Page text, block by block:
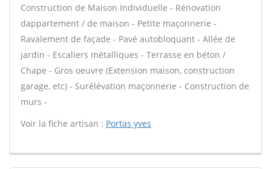
Construction de Maison Individuelle - Rénovation
dappartement / de maison - Petite maçonnerie -
Ravalement de façade - Pavé autobloquant - Allée de
jardin - Escaliers métalliques - Terrasse en béton /
Chape - Gros oeuvre (Extension maison, construction
garage, etc) - Surélévation maçonnerie - Construction de
murs -
Voir la fiche artisan : Portas yves